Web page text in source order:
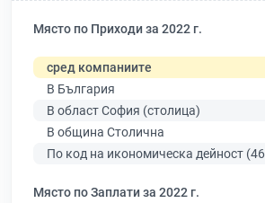
Място по Приходи за 2022 г.
сред компаниите
В България
В област София (столица)
В община Столична
По код на икономическа дейност
Място по Заплати за 2022 г.